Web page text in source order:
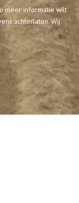
meer informatie wilt
achterlaten. Wij